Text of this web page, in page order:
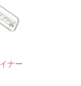
ナー